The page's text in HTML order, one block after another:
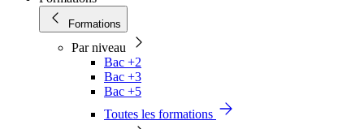
Formations
Par niveau
Bac +2
Bac +3
Bac +5
Toutes les formations